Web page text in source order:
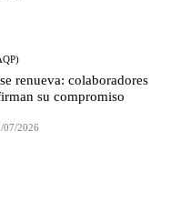
renueva: colaboradores
su compromiso
07/2026